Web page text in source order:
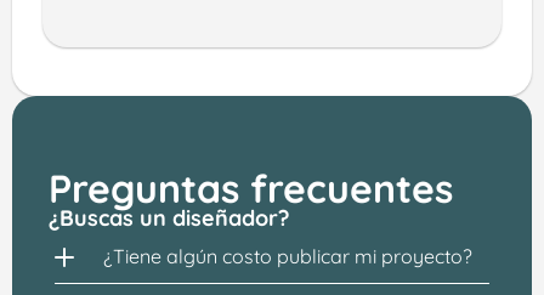
Preguntas frecuentes
¿Buscas un diseñador?
¿Tiene algún costo publicar mi proyecto?